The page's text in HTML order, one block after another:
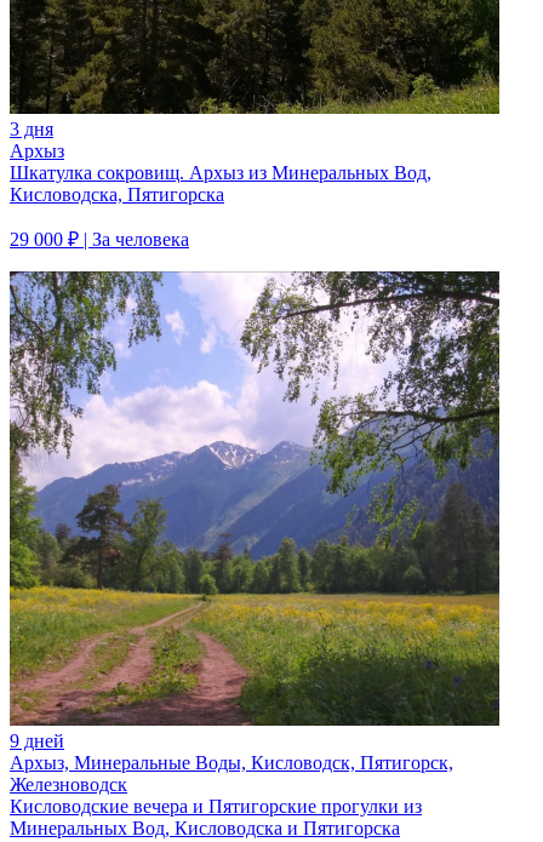
3 дня
Архыз
Шкатулка сокровищ. Архыз из Минеральных Вод,
Кисловодска, Пятигорска
29 000 ₽ | За человека
9 дней
Архыз, Минеральные Воды, Кисловодск, Пятигорск,
Железноводск
Кисловодские вечера и Пятигорские прогулки из
Минеральных Вод, Кисловодска и Пятигорска